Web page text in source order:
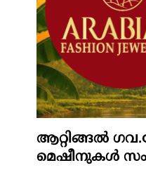
ആറ്റിങ്ങൽ
മെഷീനുകൾ